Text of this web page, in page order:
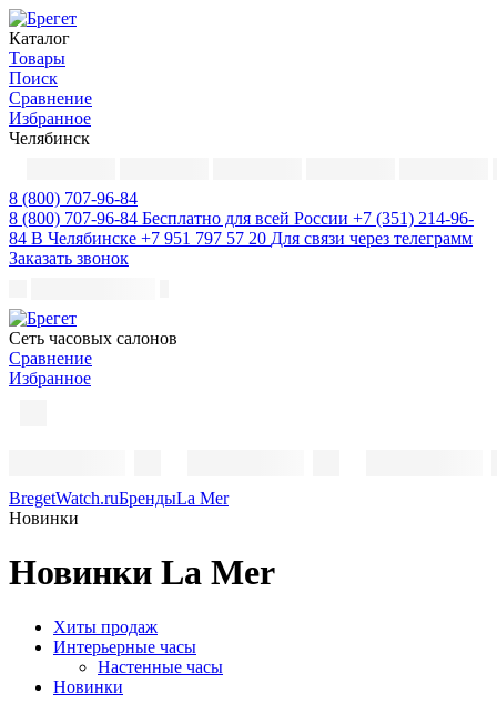
Каталог
Товары
Поиск
Сравнение
Избранное
Челябинск
8 (800) 707-96-84
8 (800) 707-96-84 Бесплатно для всей России +7 (351) 214-96-
84 В Челябинске +7 951 797 57 20 Для связи через телеграмм
Заказать звонок
Cеть часовых салонов
Сравнение
Избранное
BregetWatch.ruБрендыLa Mer
Новинки
Новинки La Mer
Хиты продаж
Интерьерные часы
Настенные часы
Новинки